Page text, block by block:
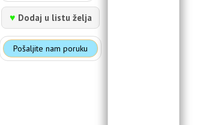
♥ Dodaj u listu želja
Pošaljite nam poruku